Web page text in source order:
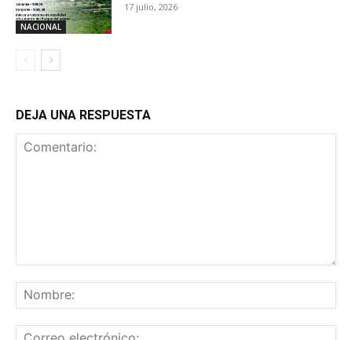
NACIONAL
17 julio, 2026
DEJA UNA RESPUESTA